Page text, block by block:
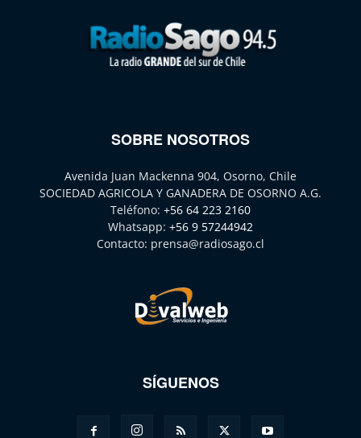
SOBRE NOSOTROS
Avenida Juan Mackenna 904, Osorno, Chile
SOCIEDAD AGRICOLA Y GANADERA DE OSORNO A.G.
Teléfono: +56 64 223 2160
Whatsapp: +56 9 57244942
Contacto: prensa@radiosago.cl
SÍGUENOS